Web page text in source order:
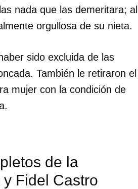
sesión con tu
nada que las demeritara; al
orgullosa de su nieta.
sido excluida de las
También le retiraron el
mujer con la condición de
de la
Fidel Castro